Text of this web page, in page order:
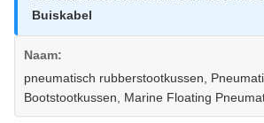
Buiskabel
Naam:
pneumatisch rubberstootkussen,
Bootstootkussen, Marine Floating